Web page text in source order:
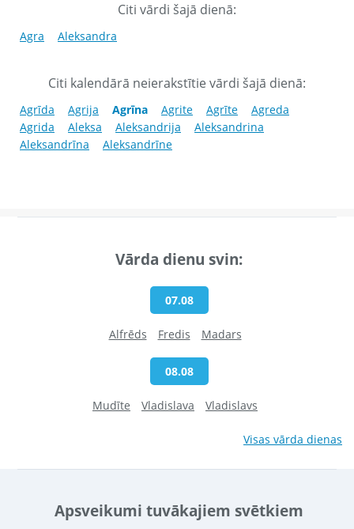
Citi vārdi šajā dienā:
Agra Aleksandra
Citi kalendārā neierakstītie vārdi šajā dienā:
Agrīda Agrija Agrīna Agrite Agrīte
Agreda
Agrida
Aleksa Aleksandrija
Aleksandrina
Aleksandrīna
Aleksandrīne
Vārda dienu svin:
07.08
Alfrēds Fredis Madars
08.08
Mudīte Vladislava Vladislavs
Visas vārda dienas
Apsveikumi tuvākajiem svētkiem